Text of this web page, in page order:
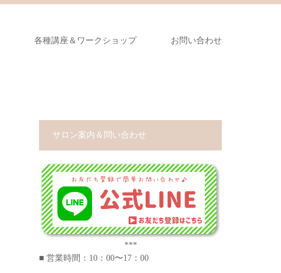
各種講座＆ワークショップ お問い合わせ
サロン案内＆問い合わせ
***
■ 営業時間：10：00〜17：00